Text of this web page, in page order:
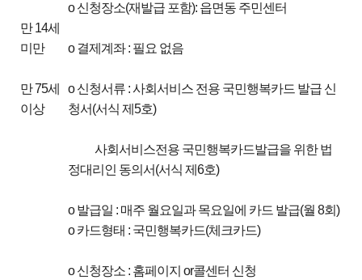
만 14세
미만
만 75세
이상
o 신청장소(재발급 포함): 읍면동 주민센터
o 결제계좌 : 필요 없음
o 신청서류 : 사회서비스 전용 국민행복카드 발급 신
청서(서식 제5호)
사회서비스전용 국민행복카드발급을 위한 법
정대리인 동의서(서식 제6호)
o 발급일 : 매주 월요일과 목요일에 카드 발급(월 8회)
o 카드형태 : 국민행복카드(체크카드)
o 신청장소 : 홈페이지 or콜센터 신청